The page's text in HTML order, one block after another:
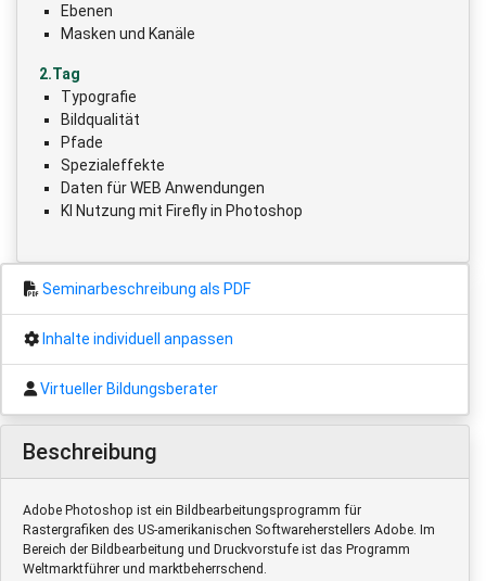
Ebenen
Masken und Kanäle
2.Tag
Typografie
Bildqualität
Pfade
Spezialeffekte
Daten für WEB Anwendungen
KI Nutzung mit Firefly in Photoshop
Seminarbeschreibung als PDF
Inhalte individuell anpassen
Virtueller Bildungsberater
Beschreibung
Adobe Photoshop ist ein Bildbearbeitungsprogramm für
Rastergrafiken des US-amerikanischen Softwareherstellers Adobe. Im
Bereich der Bildbearbeitung und Druckvorstufe ist das Programm
Weltmarktführer und marktbeherrschend.